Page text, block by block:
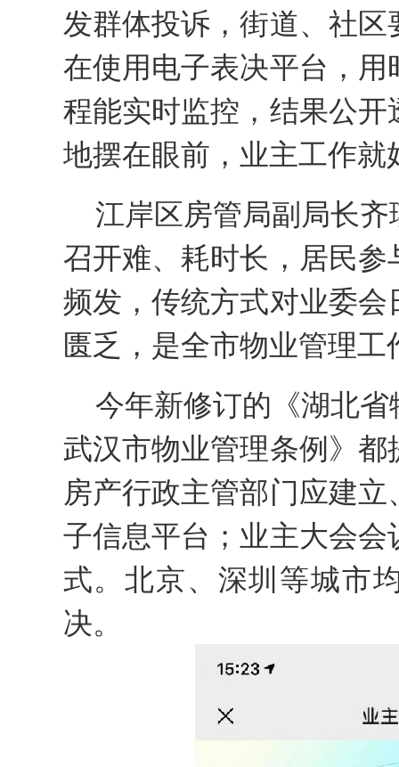
发群体投诉，街道、社
在使用电子表决平台，
程能实时监控，结果公
地摆在眼前，业主工作就
江岸区房管局副局长
召开难、耗时长，居民
频发，传统方式对业委
匮乏，是全市物业管理
今年新修订的《湖北
武汉市物业管理条例》
房产行政主管部门应建
子信息平台；业主大会
式。北京、深圳等城市
决。